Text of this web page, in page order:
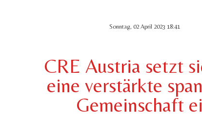
Sonntag, 02 April 2023 18:41
CRE Austria setzt
eine verstärkte
Gemeinschaft